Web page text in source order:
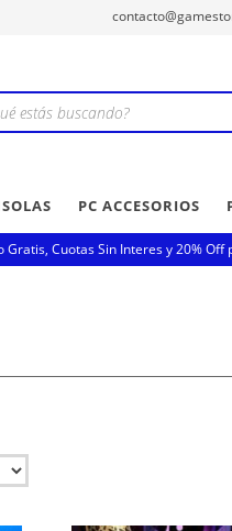
PC ACCESORIOS
Gratis, Cuotas Sin Interes y 20%